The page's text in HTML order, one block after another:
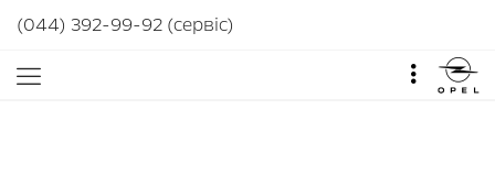
(044) 392-99-92 (сервіс)